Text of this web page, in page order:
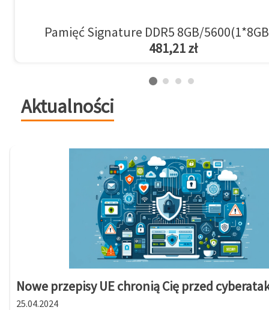
Pamięć Signature DDR5 8GB/
481,21 zł
Aktualności
Nowe przepisy UE chronią Cię przed
25.04.2024